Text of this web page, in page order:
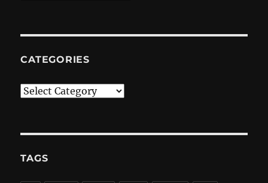
CATEGORIES
Categories
TAGS